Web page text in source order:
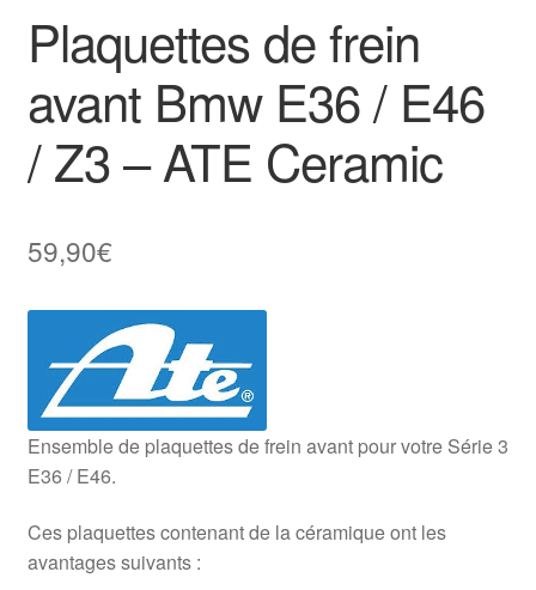
Plaquettes de frein
avant Bmw E36 / E46
/ Z3 – ATE Ceramic
59,90€
Ensemble de plaquettes de frein avant pour votre Série 3
E36 / E46.
Ces plaquettes contenant de la céramique ont les
avantages suivants :